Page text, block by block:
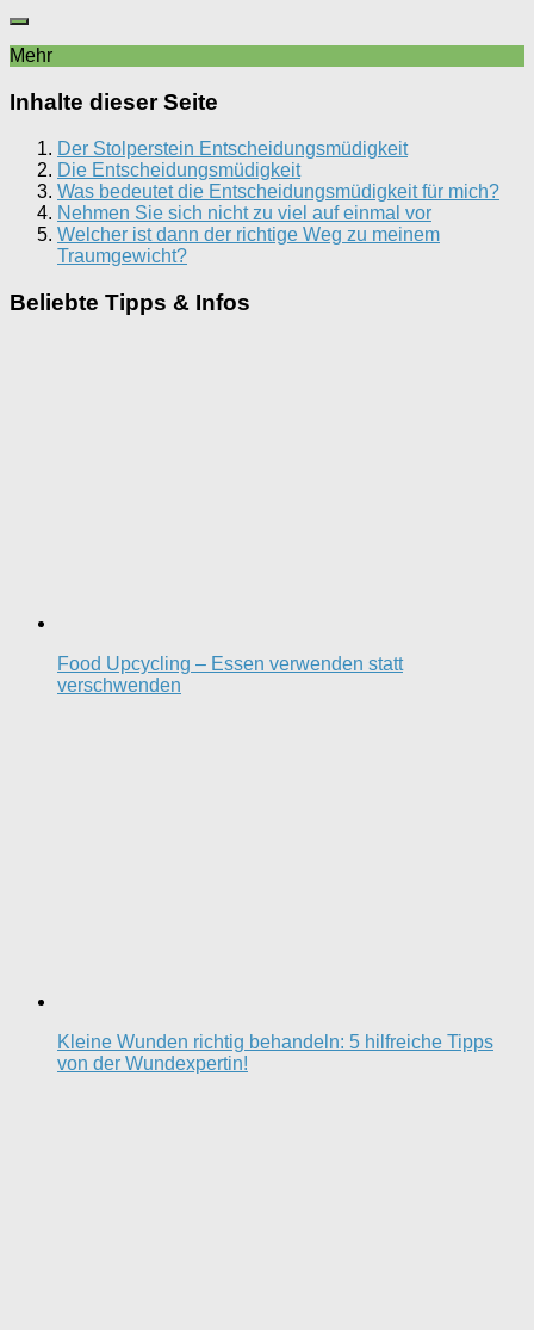
Mehr
Inhalte dieser Seite
Der Stolperstein Entscheidungsmüdigkeit
Die Entscheidungsmüdigkeit
Was bedeutet die Entscheidungsmüdigkeit für mich?
Nehmen Sie sich nicht zu viel auf einmal vor
Welcher ist dann der richtige Weg zu meinem
Traumgewicht?
Beliebte Tipps & Infos
Food Upcycling – Essen verwenden statt
verschwenden
Kleine Wunden richtig behandeln: 5 hilfreiche Tipps
von der Wundexpertin!